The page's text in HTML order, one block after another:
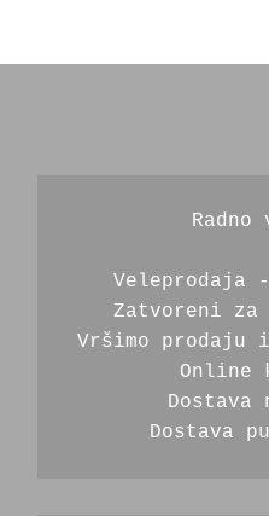
Veleprodaja
Zatvoreni za
Vršimo prodaju
Online
Dostava
Dostava